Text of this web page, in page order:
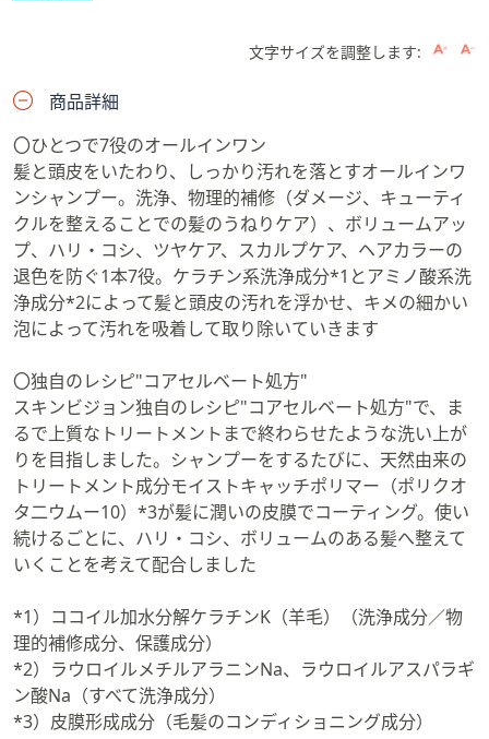
文字サイズを調整します:
商品詳細
〇ひとつで7役のオールインワン
髪と頭皮をいたわり、しっかり汚れを落とすオールインワ
ンシャンプー。洗浄、物理的補修（ダメージ、キューティ
クルを整えることでの髪のうねりケア）、ボリュームアッ
プ、ハリ・コシ、ツヤケア、スカルプケア、ヘアカラーの
退色を防ぐ1本7役。ケラチン系洗浄成分*1とアミノ酸系洗
浄成分*2によって髪と頭皮の汚れを浮かせ、キメの細かい
泡によって汚れを吸着して取り除いていきます
〇独自のレシピ"コアセルベート処方"
スキンビジョン独自のレシピ"コアセルベート処方"で、ま
るで上質なトリートメントまで終わらせたような洗い上が
りを目指しました。シャンプーをするたびに、天然由来の
トリートメント成分モイストキャッチポリマー（ポリクオ
タ二ウムー10）*3が髪に潤いの皮膜でコーティング。使い
続けるごとに、ハリ・コシ、ボリュームのある髪へ整えて
いくことを考えて配合しました
*1）ココイル加水分解ケラチンK（羊毛）（洗浄成分／物
理的補修成分、保護成分）
*2）ラウロイルメチルアラニンNa、ラウロイルアスパラギ
ン酸Na（すべて洗浄成分）
*3）皮膜形成成分（毛髪のコンディショニング成分）